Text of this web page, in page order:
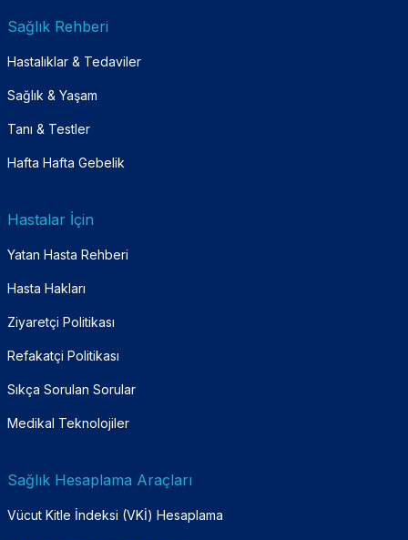
Sağlık Rehberi
Hastalıklar & Tedaviler
Sağlık & Yaşam
Tanı & Testler
Hafta Hafta Gebelik
Hastalar İçin
Yatan Hasta Rehberi
Hasta Hakları
Ziyaretçi Politikası
Refakatçi Politikası
Sıkça Sorulan Sorular
Medikal Teknolojiler
Sağlık Hesaplama Araçları
Vücut Kitle İndeksi (VKİ) Hesaplama